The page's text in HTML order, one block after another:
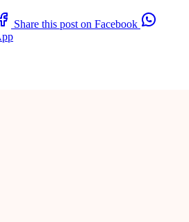
Share this post on Facebook